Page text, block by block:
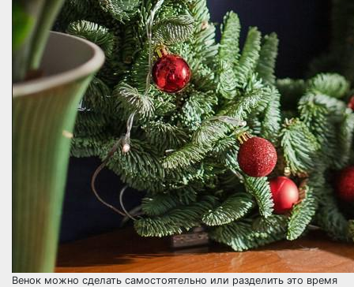
Венок можно сделать самостоятельно или разделить это время